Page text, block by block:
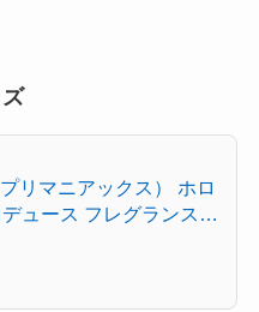
リマニアックス） ホロ
ュース フレグランス